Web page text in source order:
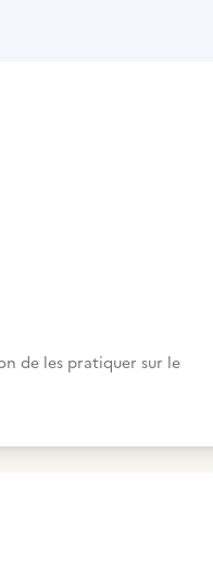
de les pratiquer sur le